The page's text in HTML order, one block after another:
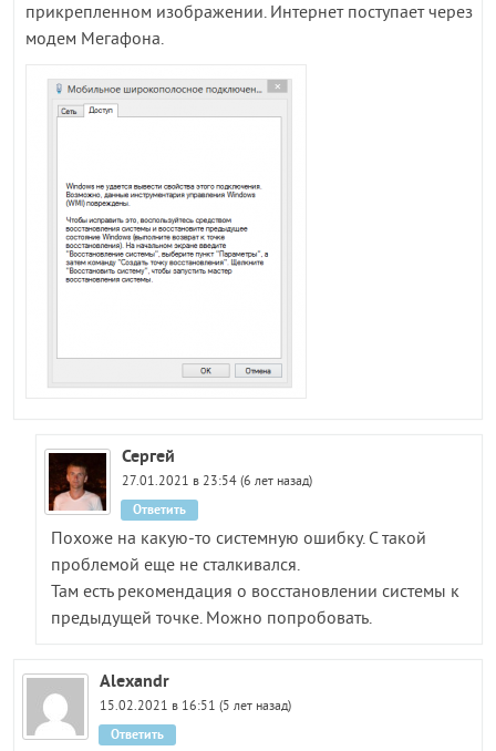
прикрепленном изображении. Интернет поступает через
модем Мегафона.
Сергей
27.01.2021 в 23:54 (6 лет назад)
Похоже на какую-то системную ошибку. С такой
проблемой еще не сталкивался.
Там есть рекомендация о восстановлении системы к
предыдущей точке. Можно попробовать.
Ответить
Alexandr
15.02.2021 в 16:51 (5 лет назад)
Ответить